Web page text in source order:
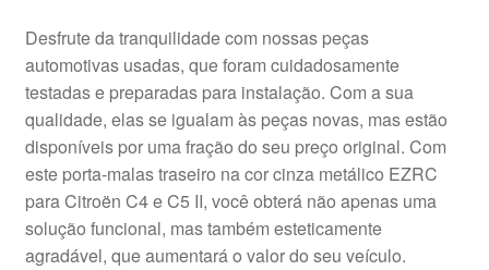
Desfrute da tranquilidade com nossas peças
automotivas usadas, que foram cuidadosamente
testadas e preparadas para instalação. Com a sua
qualidade, elas se igualam às peças novas, mas estão
disponíveis por uma fração do seu preço original. Com
este porta-malas traseiro na cor cinza metálico EZRC
para Citroën C4 e C5 II, você obterá não apenas uma
solução funcional, mas também esteticamente
agradável, que aumentará o valor do seu veículo.